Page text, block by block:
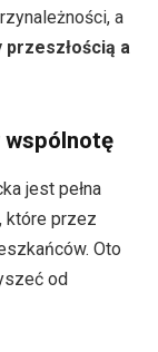
a
a
wspólnotę
jest pełna
, które przez
Oto
od